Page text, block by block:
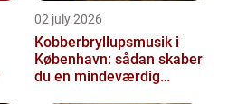
02 july 2026
Kobberbryllupsmusik i
København: sådan skaber
du en mindeværdig